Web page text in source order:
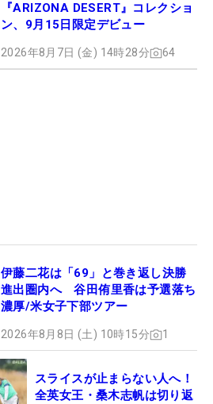
『ARIZONA DESERT』コレクショ
ン、9月15日限定デビュー
2026年8月7日 (金) 14時28分 64
伊藤二花は「69」と巻き返し決勝
進出圏内へ 谷田侑里香は予選落ち
濃厚/米女子下部ツアー
2026年8月8日 (土) 10時15分 1
スライスが止まらない人へ！
全英女王・桑木志帆は切り返